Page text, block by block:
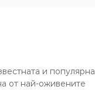
и популярна
от най-оживените